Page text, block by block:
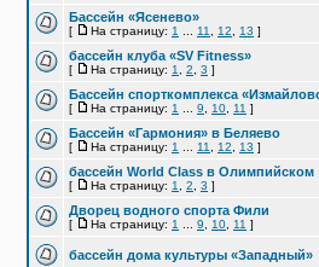
Бассейн «Ясенево»
[ На страницу: 1 11 12 13 ]
бассейн клуба «SV Fitness»
[ На страницу: 1 2 3 ]
Бассейн спорткомплекса
[ На страницу: 1 9 10 11 ]
Бассейн «Гармония» в Беляево
[ На страницу: 1 11 12 13 ]
бассейн World Class в Олимпийском
[ На страницу: 1 2 3 ]
Дворец водного спорта Фили
[ На страницу: 1 9 10 11 ]
бассейн дома культуры «Западный»